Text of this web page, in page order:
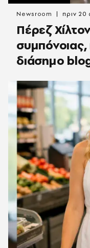
Πέρεζ
συμπόνοιας,
διάσημο
Newsroom πριν